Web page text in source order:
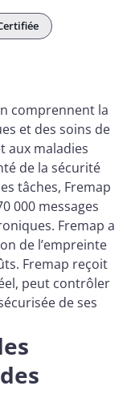
comprennent la
et des soins de
aux maladies
de la sécurité
tâches, Fremap
000 messages
Fremap a
de l’empreinte
Fremap reçoit
peut contrôler
de ses